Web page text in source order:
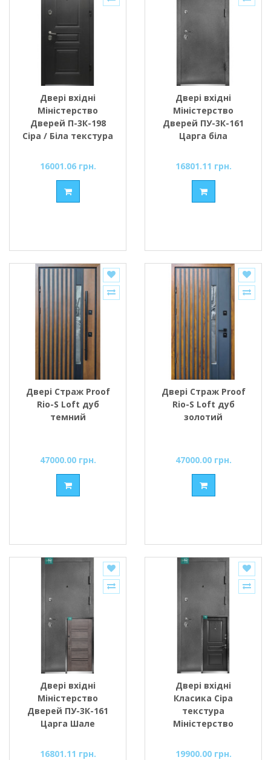
Двері вхідні
Міністерство
Дверей П-3К-198
Сіра / Біла текстура
16001.06 грн.
Двері вхідні
Міністерство
Дверей ПУ-3К-161
Царга біла
16801.11 грн.
Двері Страж Proof
Rio-S Loft дуб
темний
47000.00 грн.
Двері Страж Proof
Rio-S Loft дуб
золотий
47000.00 грн.
Двері вхідні
Міністерство
Дверей ПУ-3К-161
Царга Шале
16801.11 грн.
Двері вхідні
Класика Сіра
текстура
Міністерство
19900.00 грн.